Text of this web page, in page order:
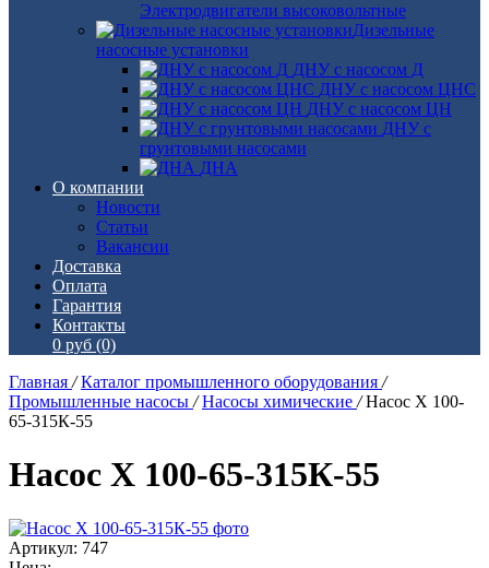
Электродвигатели высоковольтные
Дизельные
насосные установки
ДНУ с насосом Д
ДНУ с насосом ЦНС
ДНУ с насосом ЦН
ДНУ с
грунтовыми насосами
ДНА
О компании
Новости
Статьи
Вакансии
Доставка
Оплата
Гарантия
Контакты
0 руб (0)
Главная / Каталог промышленного оборудования /
Промышленные насосы / Насосы химические / Насос Х 100-
65-315К-55
Насос Х 100-65-315К-55
Артикул: 747